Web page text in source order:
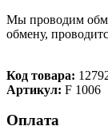
Мы проводим
обмену,
Код товара:
Артикул: F 1006
Оплата